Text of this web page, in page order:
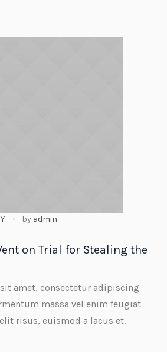
by admin
on Trial for Stealing the
amet, consectetur adipiscing
massa vel enim feugiat
risus, euismod a lacus et.